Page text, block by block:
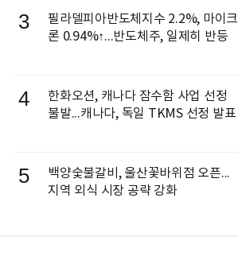
3
필라델피아반도체지수 2.2%, 마이크
론 0.94%↑...반도체주, 일제히 반등
4
한화오션, 캐나다 잠수함 사업 선정
불발...캐나다, 독일 TKMS 선정 발표
5
백양숯불갈비, 울산꽃바위점 오픈...
지역 외식 시장 공략 강화